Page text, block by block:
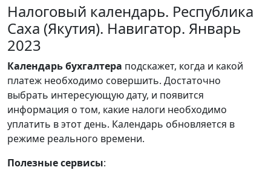
Налоговый календарь. Республика
Саха (Якутия). Навигатор. Январь
2023
Календарьбухгалтера подскажет, когда и какой
платеж необходимо совершить. Достаточно
выбрать интересующую дату, и появится
информация о том, какие налоги необходимо
уплатить в этот день. Календарь обновляется в
режиме реального времени.
Полезные сервисы: